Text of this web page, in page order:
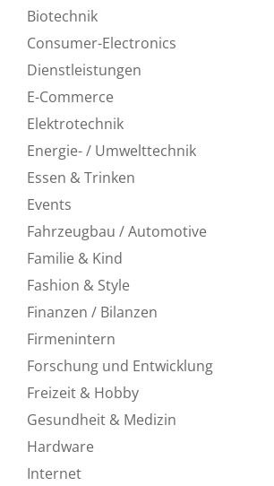
Biotechnik
Consumer-Electronics
Dienstleistungen
E-Commerce
Elektrotechnik
Energie- / Umwelttechnik
Essen & Trinken
Events
Fahrzeugbau / Automotive
Familie & Kind
Fashion & Style
Finanzen / Bilanzen
Firmenintern
Forschung und Entwicklung
Freizeit & Hobby
Gesundheit & Medizin
Hardware
Internet